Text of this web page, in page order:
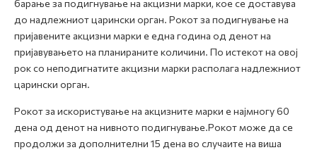
Open
Медиа центар
Контакт
Е-Весник
барање за подигнување на акцизни марки, кое се доставува
до надлежниот царински орган. Рокот за подигнување на
пријавените акцизни марки е една година од денот на
пријавувањето на планираните количини. По истекот на овој
рок со неподигнатите акцизни марки располага надлежниот
царински орган.
Рокот за искористување на акцизните марки е најмногу 60
дена од денот на нивното подигнување.Рокот може да се
продолжи за дополнителни 15 дена во случаите на виша